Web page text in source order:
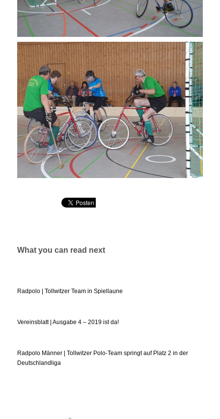
What you can read next
Radpolo | Tollwitzer Team in Spiellaune
Vereinsblatt | Ausgabe 4 – 2019 ist da!
Radpolo Männer | Tollwitzer Polo-Team springt auf Platz 2 in der
Deutschlandliga